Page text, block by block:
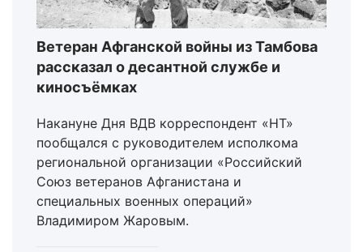
Ветеран Афганской войны из Тамбова
рассказал о десантной службе и
киносъёмках
Накануне Дня ВДВ корреспондент «НТ»
пообщался с руководителем исполкома
региональной организации «Российский
Союз ветеранов Афганистана и
специальных военных операций»
Владимиром Жаровым.